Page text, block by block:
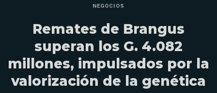
NEGOCIOS
Remates de Brangus
superan los G. 4.082
millones, impulsados por la
valorización de la genética